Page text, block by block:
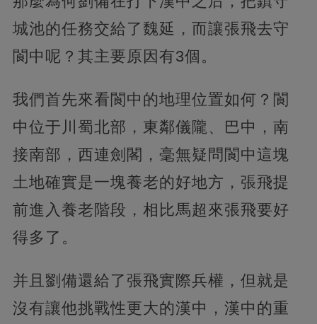
城池的任務交給了魏延，而讓張飛去守
閬中呢？其主要原因有3個。
我們首先來看閬中的地理位置如何？閬
中位于川蜀北部，東鄰儀隴、巴中，南
接南部，西連劍閣，毫無疑問閬中這塊
土地確實是一塊養老的好地方，張飛提
前進入養老階段，相比馬超來張飛要好
得多了。
并且劉備還給了張飛實際兵權，但就是
沒有讓他挑戰性更大的漢中，漢中的重